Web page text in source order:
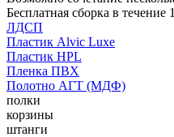
Бесплатная сборка в течение
ЛДСП
Пластик Alvic Luxe
Пластик HPL
Пленка ПВХ
Полотно АГТ (МДФ)
полки
корзины
штанги